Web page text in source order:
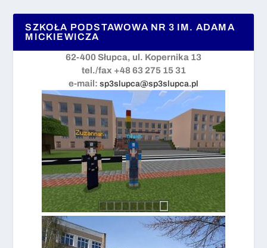
SZKOŁA PODSTAWOWA NR 3 IM. ADAMA
MICKIEWICZA
62-400 Słupca, ul. Kopernika 13
tel./fax +48 63 275 15 31
e-mail: sp3slupca@sp3slupca.pl